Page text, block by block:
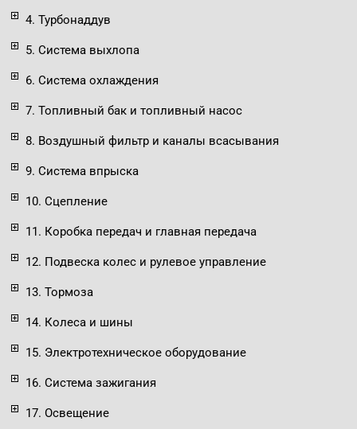
4. Турбонаддув
5. Система выхлопа
6. Система охлаждения
7. Топливный бак и топливный насос
8. Воздушный фильтр и каналы всасывания
9. Система впрыска
10. Сцепление
11. Коробка передач и главная передача
12. Подвеска колес и рулевое управление
13. Тормоза
14. Колеса и шины
15. Электротехническое оборудование
16. Система зажигания
17. Освещение